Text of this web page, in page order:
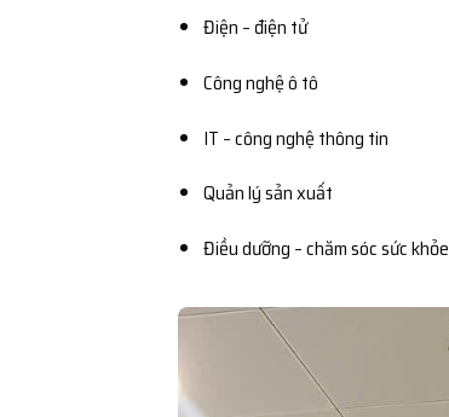
Điện – điện tử
Công nghệ ô tô
IT – công nghệ thông tin
Quản lý sản xuất
Điều dưỡng – chăm sóc sức khỏe